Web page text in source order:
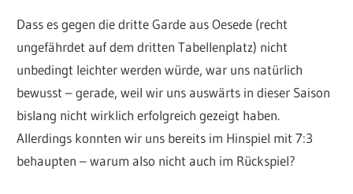
Dass es gegen die dritte Garde aus Oesede (recht
ungefährdet auf dem dritten Tabellenplatz) nicht
unbedingt leichter werden würde, war uns natürlich
bewusst – gerade, weil wir uns auswärts in dieser Saison
bislang nicht wirklich erfolgreich gezeigt haben.
Allerdings konnten wir uns bereits im Hinspiel mit 7:3
behaupten – warum also nicht auch im Rückspiel?